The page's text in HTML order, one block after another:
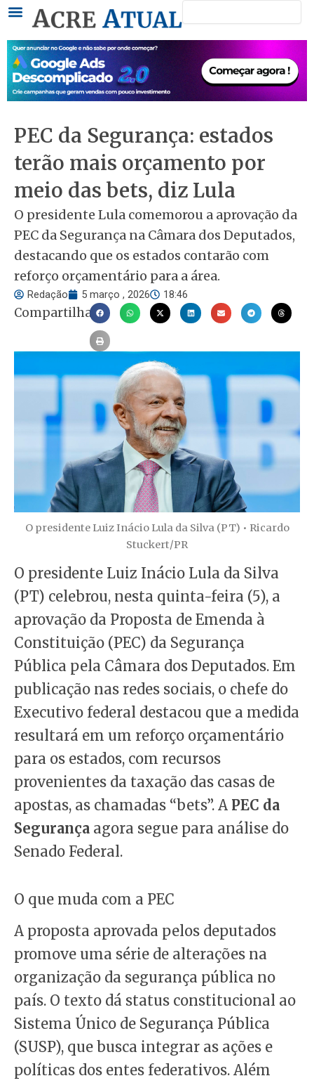
conteúdo
PEC da Segurança: estados
terão mais orçamento por
meio das bets, diz Lula
O presidente Lula comemorou a aprovação da
PEC da Segurança na Câmara dos Deputados,
destacando que os estados contarão com
reforço orçamentário para a área.
Redação 5 março , 2026 18:46
Compartilhar
O presidente Luiz Inácio Lula da Silva (PT) • Ricardo
Stuckert/PR
O presidente Luiz Inácio Lula da Silva
(PT) celebrou, nesta quinta-feira (5), a
aprovação da Proposta de Emenda à
Constituição (PEC) da Segurança
Pública pela Câmara dos Deputados. Em
publicação nas redes sociais, o chefe do
Executivo federal destacou que a medida
resultará em um reforço orçamentário
para os estados, com recursos
provenientes da taxação das casas de
apostas, as chamadas “bets”. A PEC da
Segurança agora segue para análise do
Senado Federal.
O que muda com a PEC
A proposta aprovada pelos deputados
promove uma série de alterações na
organização da segurança pública no
país. O texto dá status constitucional ao
Sistema Único de Segurança Pública
(SUSP), que busca integrar as ações e
políticas dos entes federativos. Além